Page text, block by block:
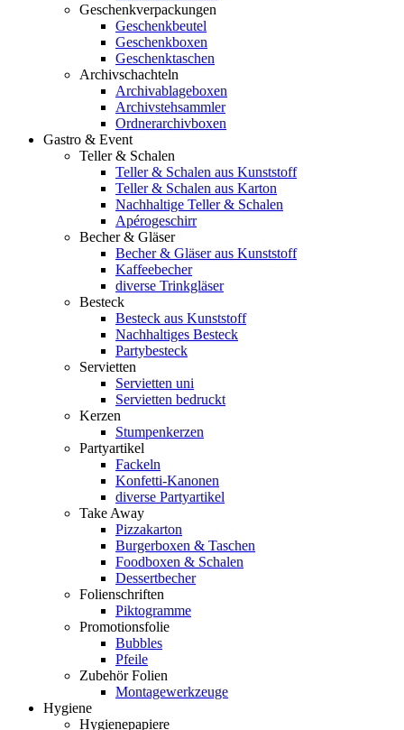
Geschenkverpackungen
Geschenkbeutel
Geschenkboxen
Geschenktaschen
Archivschachteln
Archivablageboxen
Archivstehsammler
Ordnerarchivboxen
Gastro & Event
Teller & Schalen
Teller & Schalen aus Kunststoff
Teller & Schalen aus Karton
Nachhaltige Teller & Schalen
Apérogeschirr
Becher & Gläser
Becher & Gläser aus Kunststoff
Kaffeebecher
diverse Trinkgläser
Besteck
Besteck aus Kunststoff
Nachhaltiges Besteck
Partybesteck
Servietten
Servietten uni
Servietten bedruckt
Kerzen
Stumpenkerzen
Partyartikel
Fackeln
Konfetti-Kanonen
diverse Partyartikel
Take Away
Pizzakarton
Burgerboxen & Taschen
Foodboxen & Schalen
Dessertbecher
Folienschriften
Piktogramme
Promotionsfolie
Bubbles
Pfeile
Zubehör Folien
Montagewerkzeuge
Hygiene
Hygienepapiere